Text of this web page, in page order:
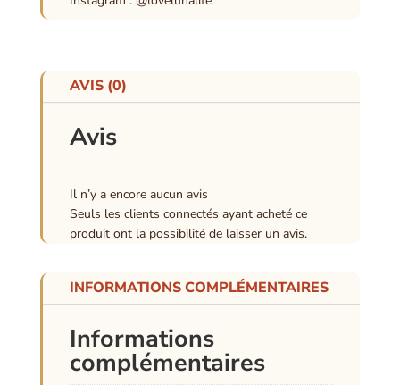
AVIS (0)
Avis
Il n’y a encore aucun avis
Seuls les clients connectés ayant acheté ce
produit ont la possibilité de laisser un avis.
INFORMATIONS COMPLÉMENTAIRES
Informations
complémentaires